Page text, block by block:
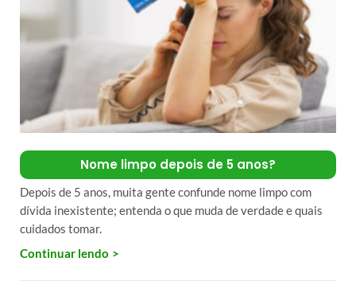
Nome limpo depois de 5 anos?
Depois de 5 anos, muita gente confunde nome limpo com
dívida inexistente; entenda o que muda de verdade e quais
cuidados tomar.
Continuar lendo